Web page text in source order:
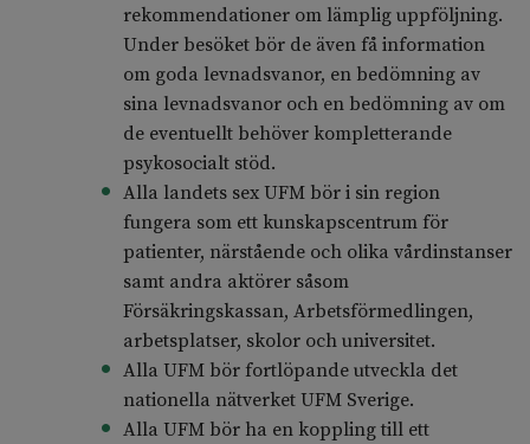
rekommendationer om lämplig uppföljning.
Under besöket bör de även få information
om goda levnadsvanor, en bedömning av
sina levnadsvanor och en bedömning av om
de eventuellt behöver kompletterande
psykosocialt stöd.
Alla landets sex UFM bör i sin region
fungera som ett kunskapscentrum för
patienter, närstående och olika vårdinstanser
samt andra aktörer såsom
Försäkringskassan, Arbetsförmedlingen,
arbetsplatser, skolor och universitet.
Alla UFM bör fortlöpande utveckla det
nationella nätverket UFM Sverige.
Alla UFM bör ha en koppling till ett